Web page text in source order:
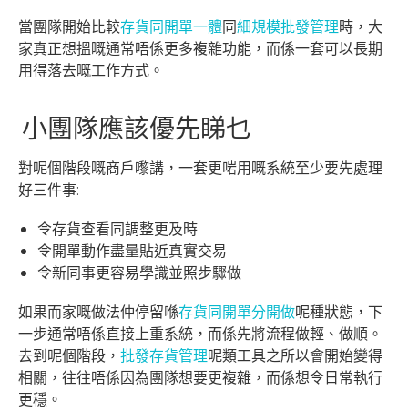
當團隊開始比較存貨同開單一體同細規模批發管理時，大
家真正想搵嘅通常唔係更多複雜功能，而係一套可以長期
用得落去嘅工作方式。
小團隊應該優先睇乜
對呢個階段嘅商戶嚟講，一套更啱用嘅系統至少要先處理
好三件事:
令存貨查看同調整更及時
令開單動作盡量貼近真實交易
令新同事更容易學識並照步驟做
如果而家嘅做法仲停留喺存貨同開單分開做呢種狀態，下
一步通常唔係直接上重系統，而係先將流程做輕、做順。
去到呢個階段， 批發存貨管理呢類工具之所以會開始變得
相關，往往唔係因為團隊想要更複雜，而係想令日常執行
更穩。